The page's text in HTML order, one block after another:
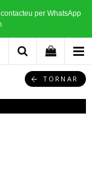
per WhatsApp
TORNAR